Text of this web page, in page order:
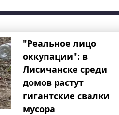
"Реальное лицо
оккупации": в
Лисичанске среди
домов растут
гигантские свалки
мусора